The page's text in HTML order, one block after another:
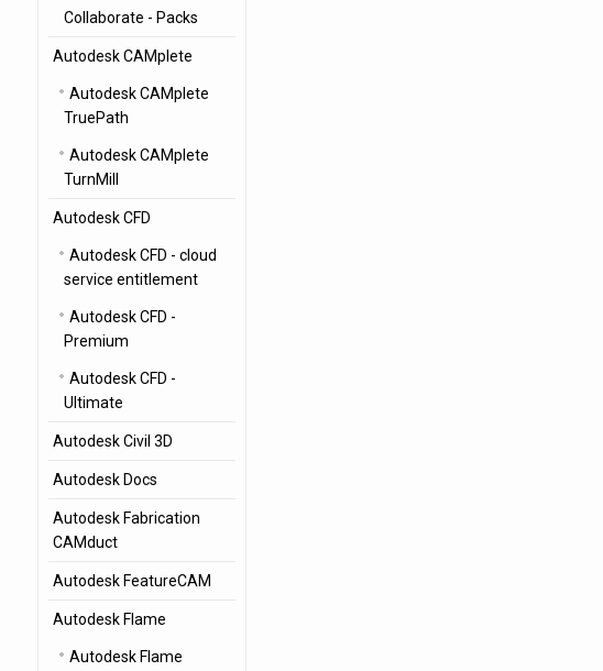
Collaborate - Packs
Autodesk CAMplete
Autodesk CAMplete
TruePath
Autodesk CAMplete
TurnMill
Autodesk CFD
Autodesk CFD - cloud
service entitlement
Autodesk CFD -
Premium
Autodesk CFD -
Ultimate
Autodesk Civil 3D
Autodesk Docs
Autodesk Fabrication
CAMduct
Autodesk FeatureCAM
Autodesk Flame
Autodesk Flame